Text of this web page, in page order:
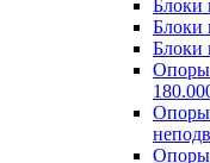
Блоки
Блоки
Блоки
Опоры
Опоры
Опоры